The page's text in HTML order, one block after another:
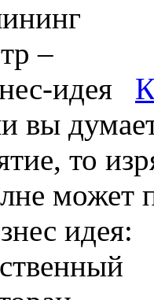
вы
то
может